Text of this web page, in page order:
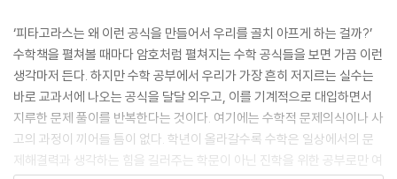
‘피타고라스는 왜 이런 공식을 만들어서 우리를 골치 아프게 하는 걸까?’
수학책을 펼쳐볼 때마다 암호처럼 펼쳐지는 수학 공식들을 보면 가끔 이런
생각마저 든다. 하지만 수학 공부에서 우리가 가장 흔히 저지르는 실수는
바로 교과서에 나오는 공식을 달달 외우고, 이를 기계적으로 대입하면서
지루한 문제 풀이를 반복한다는 것이다. 여기에는 수학적 문제의식이나 사
고의 과정이 끼어들 틈이 없다. 학년이 올라갈수록 수학은 일상에서의 문
제해결력과 생각하는 힘을 길러주는 학문이 아닌 진학을 위한 공부로만 여